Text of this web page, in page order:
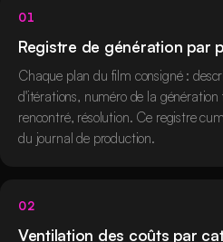
01
Registre de génération par
Chaque plan du film consigné :
d'itérations, numéro de la
rencontré, résolution. Ce registre
du journal de production.
02
Ventilation des coûts par